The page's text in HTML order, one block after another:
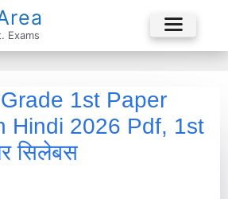
Exams
Menu
1st Paper
Hindi 2026 Pdf, 1st
सिलेबस